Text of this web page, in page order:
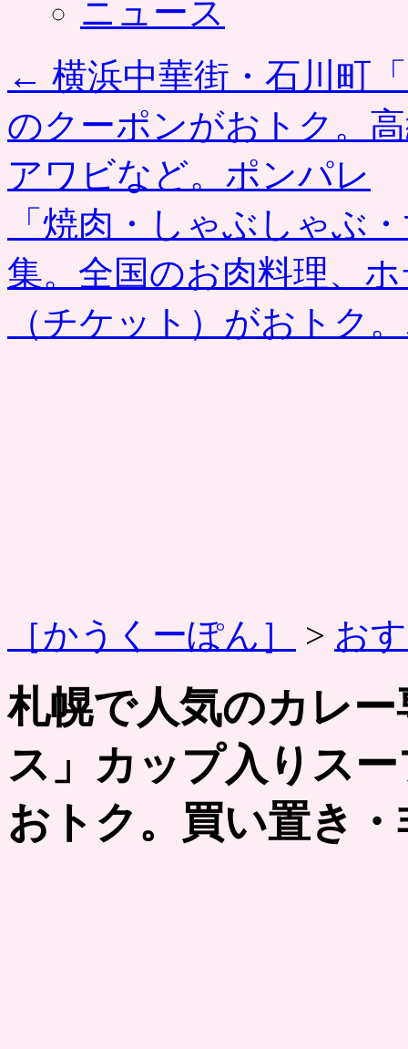
ニュース
← 横浜中華街・石川町
のクーポンがおトク。
アワビなど。ポンパレ
「焼肉・しゃぶしゃぶ
集。全国のお肉料理、
（チケット）がおトク
［かうくーぽん］ > お
札幌で人気のカレ
ス」カップ入りス
おトク。買い置き